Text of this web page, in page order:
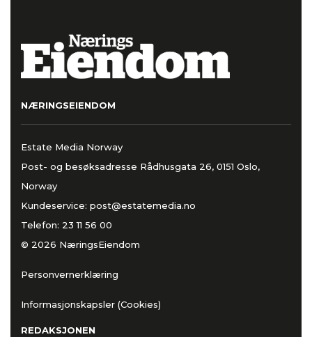
NÆRINGSEIENDOM
Estate Media Norway
Post- og besøksadresse Rådhusgata 26, 0151 Oslo,
Norway
Kundeservice: post@estatemedia.no
Telefon: 23 11 56 00
© 2026 NæringsEiendom
Personvernerklæring
Informasjonskapsler (Cookies)
REDAKSJONEN